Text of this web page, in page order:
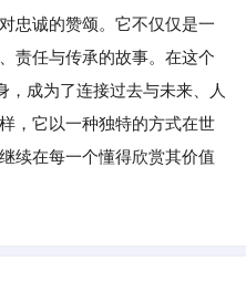
忠诚的赞颂。它不仅仅是一
责任与传承的故事。在这个
，成为了连接过去与未来、人
，它以一种独特的方式在世
续在每一个懂得欣赏其价值